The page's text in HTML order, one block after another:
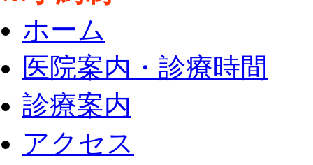
ホーム
医院案内・診療時間
診療案内
アクセス